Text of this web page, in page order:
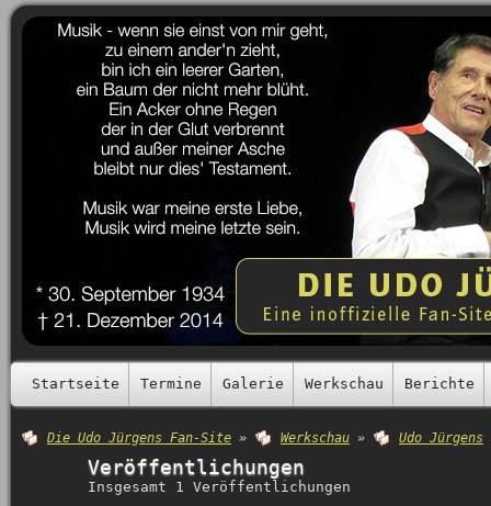
Startseite Termine Galerie Werkschau Berichte
Die Udo Jürgens Fan-Site » Werkschau » Udo Jürgens
Veröffentlichungen
Insgesamt 1 Veröffentlichungen